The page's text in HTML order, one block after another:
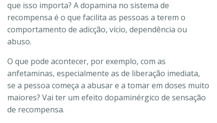
que isso importa? A dopamina no sistema de
recompensa é o que facilita as pessoas a terem o
comportamento de adicção, vício, dependência ou
abuso.
O que pode acontecer, por exemplo, com as
anfetaminas, especialmente as de liberação imediata,
se a pessoa começa a abusar e a tomar em doses muito
maiores? Vai ter um efeito dopaminérgico de sensação
de recompensa.